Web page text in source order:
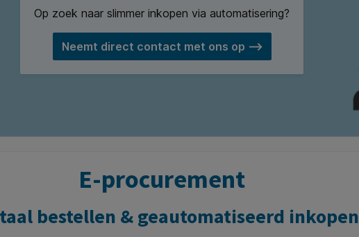
Op zoek naar slimmer inkopen via automatisering?
Neemt direct contact met ons op ⟶
E-procurement
bestellen & geautomatiseerd inkopen